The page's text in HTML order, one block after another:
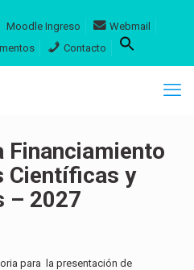
Moodle Ingreso
Webmail
Contacto
Financiamiento
Científicas y
– 2027
para la presentación de